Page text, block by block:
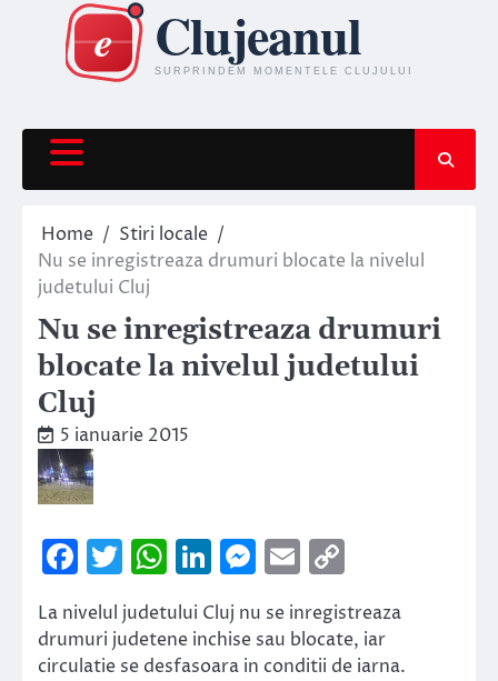
content
Home
Stiri locale
Nu se inregistreaza drumuri blocate la nivelul
judetului Cluj
Nu se inregistreaza drumuri
blocate la nivelul judetului
Cluj
5 ianuarie 2015
Facebook
Twitter
WhatsApp
LinkedIn
Messenger
Email
La nivelul judetului Cluj nu se inregistreaza
drumuri judetene inchise sau blocate, iar
circulatie se desfasoara in conditii de iarna.